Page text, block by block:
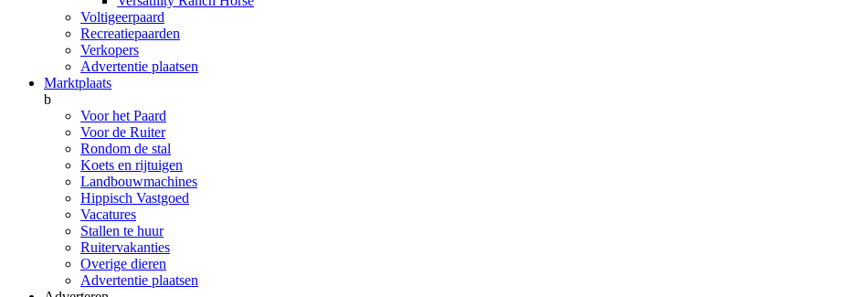
Voltigeerpaard
Recreatiepaarden
Verkopers
Advertentie plaatsen
Marktplaats
b
Voor het Paard
Voor de Ruiter
Rondom de stal
Koets en rijtuigen
Landbouwmachines
Hippisch Vastgoed
Vacatures
Stallen te huur
Ruitervakanties
Overige dieren
Advertentie plaatsen